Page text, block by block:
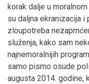
korak dalje u
su daljna ekranizacija
zloupotreba
služenja, kako sam
najnemoralnijih
samo pismo osude
augusta 2014.